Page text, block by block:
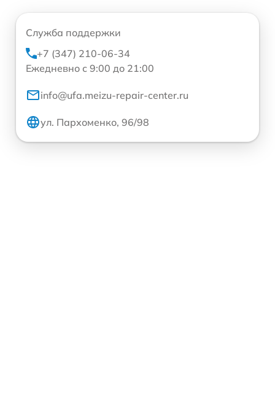
Служба поддержки
+7 (347) 210-06-34
Ежедневно с 9:00 до 21:00
info@ufa.meizu-repair-center.ru
ул. Пархоменко, 96/98